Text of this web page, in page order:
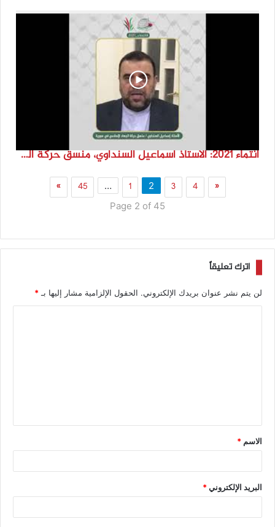
انتماء 2021: الاستاذ اسماعيل السنداوي، منسق حركة الجهاد الاسلامي في سوريا
«
1 2 3 4
…
45
»
Page 2 of 45
اترك تعليقاً
لن يتم نشر عنوان بريدك الإلكتروني. الحقول الإلزامية مشار إليها بـ *
الاسم *
البريد الإلكتروني*